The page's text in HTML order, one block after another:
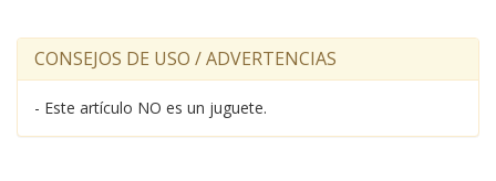
CONSEJOS DE USO / ADVERTENCIAS
- Este artículo NO es un juguete.